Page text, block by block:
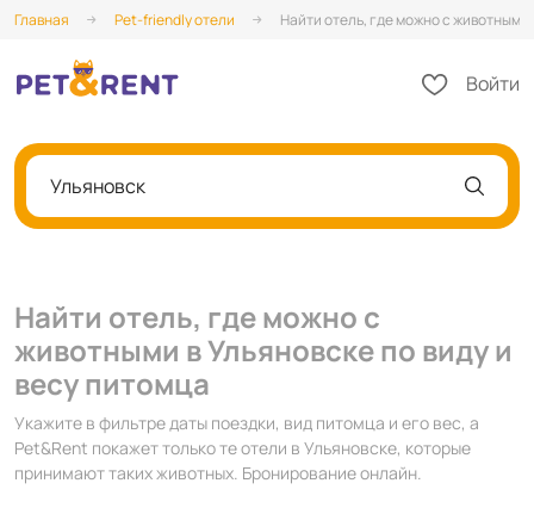
Главная Pet-friendly отели Найти отель, где можно с животными
Войти
Ульяновск
Найти отель, где можно с
животными в Ульяновске по виду и
весу питомца
Укажите в фильтре даты поездки, вид питомца и его вес, а
Pet&Rent покажет только те отели в Ульяновске, которые
принимают таких животных. Бронирование онлайн.